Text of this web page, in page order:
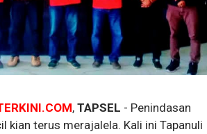
, TAPSEL - Penindasan
kian terus merajalela. Kali ini Tapanuli